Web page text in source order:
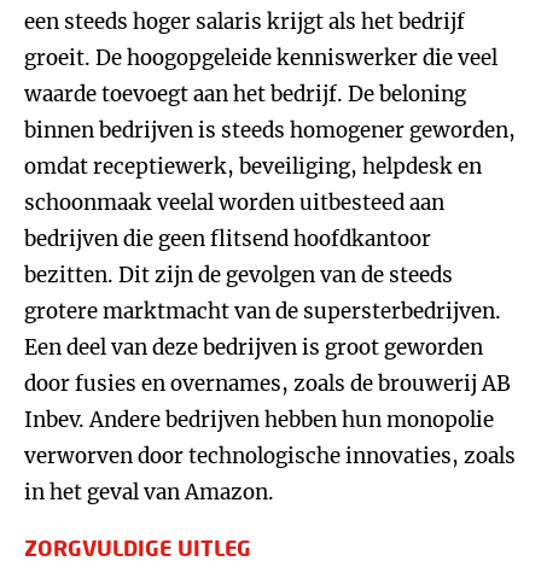
een steeds hoger salaris krijgt als het bedrijf
groeit. De hoogopgeleide kenniswerker die veel
waarde toevoegt aan het bedrijf. De beloning
binnen bedrijven is steeds homogener geworden,
omdat receptiewerk, beveiliging, helpdesk en
schoonmaak veelal worden uitbesteed aan
bedrijven die geen flitsend hoofdkantoor
bezitten. Dit zijn de gevolgen van de steeds
grotere marktmacht van de supersterbedrijven.
Een deel van deze bedrijven is groot geworden
door fusies en overnames, zoals de brouwerij AB
Inbev. Andere bedrijven hebben hun monopolie
verworven door technologische innovaties, zoals
in het geval van Amazon.
ZORGVULDIGE UITLEG